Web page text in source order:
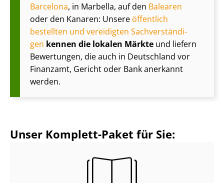
Barcelona, in Marbella, auf den Balearen
oder den Kanaren: Unsere öffentlich
bestellten und vereidigten Sach­ver­stän­di­
gen kennen die lokalen Märkte und liefern
Bewertungen, die auch in Deutschland vor
Finanzamt, Gericht oder Bank anerkannt
werden.
Unser Komplett-Paket für Sie: